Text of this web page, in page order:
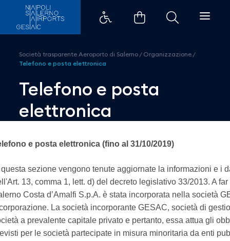
Telefono e posta elettronica -
Società trasparente Aeroporto di Salerno / Organizzazione /
Telefono e posta elettronica
Telefono e posta
elettronica
e posta elettronica (fino al 31/10/2019)
sezione vengono tenute aggiornate la informazioni e i
13, comma 1, lett. d) del decreto legislativo 33/2013. A
Costa d’Amalfi S.p.A. è stata incorporata nella società
La società incorporante GESAC, società di
a prevalente capitale privato e pertanto, essa attua gli
per le società partecipate in misura minoritaria da enti